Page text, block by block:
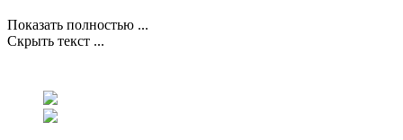
Показать полностью ...
Скрыть текст ...